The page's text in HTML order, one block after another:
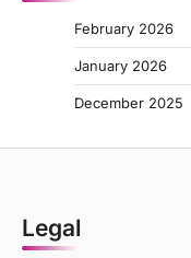
February 2026
January 2026
December 2025
Legal